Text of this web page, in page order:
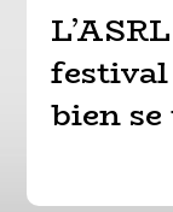
festival
bien